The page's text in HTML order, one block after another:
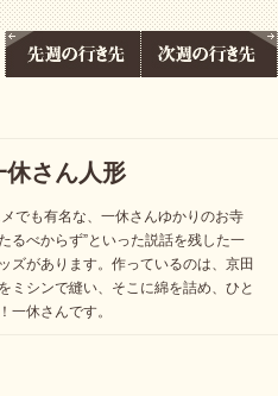
休さん人形
でも有名な、一休さんゆかりのお寺
るべからず”といった説話を残した一
ズがあります。作っているのは、京田
ミシンで縫い、そこに綿を詰め、ひと
休さんです。